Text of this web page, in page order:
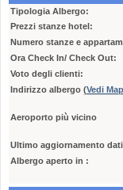
Tipologia Albergo:
Prezzi stanze hotel:
Numero stanze e
Ora Check In/ Check Out:
Voto degli clienti:
Indirizzo albergo (Vedi
Aeroporto più vicino
Ultimo aggiornamento
Albergo aperto in :